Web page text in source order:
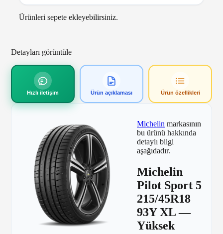
Ürünleri sepete ekleyebilirsiniz.
Detayları görüntüle
Hızlı iletişim Ürün açıklaması Ürün özellikleri
Michelin markasının
bu ürünü hakkında
detaylı bilgi
aşağıdadır.
Michelin
Pilot Sport 5
215/45R18
93Y XL —
Yüksek